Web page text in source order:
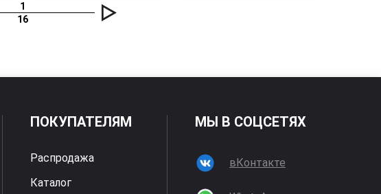
1
16
ПОКУПАТЕЛЯМ
Распродажа
Каталог
МЫ В СОЦСЕТЯХ
вКонтакте